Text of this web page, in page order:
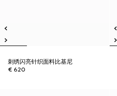
刺绣闪亮针织面料比基尼
€ 620